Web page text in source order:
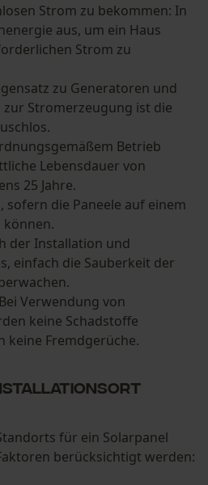
Strom zu bekommen: In
aus, um ein Haus
Strom zu
zu Generatoren und
Stromerzeugung ist die
Betrieb
Lebensdauer von
25 Jahre.
sofern die Paneele auf einem
können.
der Installation und
einfach die Sauberkeit der
Verwendung von
keine Schadstoffe
keine Fremdgerüche.
für ein Solarpanel
berücksichtigt werden: